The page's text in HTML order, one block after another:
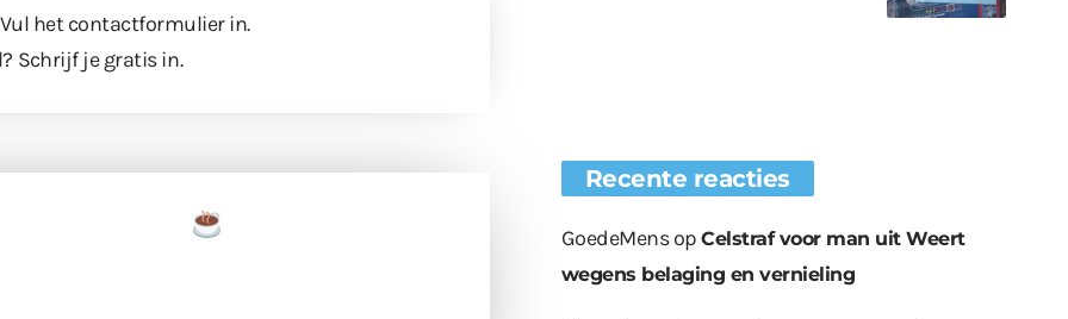
het contactformulierin.
Schrijf je gratis in.
Recente reacties
GoedeMensopCelstraf voor man uit Weert
wegens belaging en vernieling